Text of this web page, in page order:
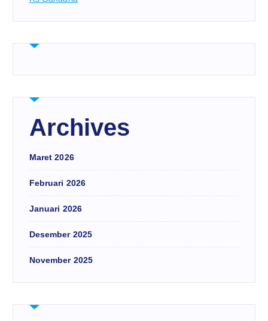
Archives
Maret 2026
Februari 2026
Januari 2026
Desember 2025
November 2025